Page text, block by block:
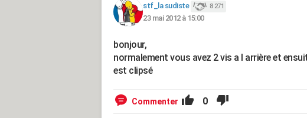
stf_la sudiste 8 271
23 mai 2012 à 15:00
bonjour,
normalement vous avez 2 vis a l arrière et
est clipsé
Commenter 0